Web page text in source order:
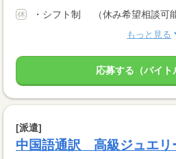
・シフト制 （休み希望相談可
もっと見る
応募する（バイト
[派遣]
中国語通訳 高級ジュエ